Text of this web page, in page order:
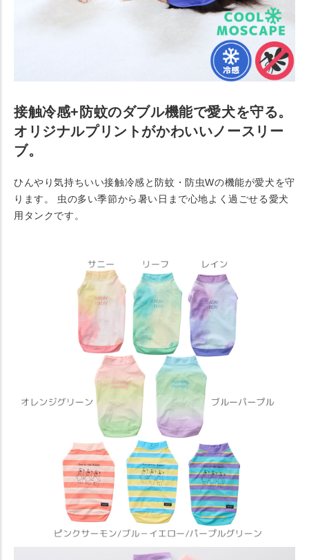
接触冷感+防蚊のダブル機能で愛犬を守る。
オリジナルプリントがかわいいノースリー
ブ。
ひんやり気持ちいい接触冷感と防蚊・防虫Wの機能が愛犬を守
ります。 虫の多い季節から暑い日まで心地よく過ごせる愛犬
用タンクです。